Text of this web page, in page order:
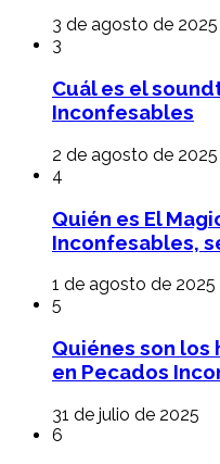
3 de agosto de 2025
3
Cuál es el
Inconfesables
2 de agosto de 2025
4
Quién es El
Inconfesables,
1 de agosto de 2025
5
Quiénes son los
en Pecados
31 de julio de 2025
6